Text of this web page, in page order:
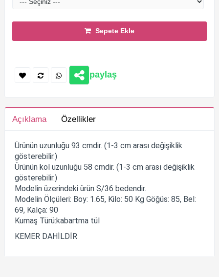
Sepete Ekle
paylaş
Açıklama Özellikler
Ürünün uzunluğu 93 cmdir. (1-3 cm arası değişiklik
gösterebilir.)
Ürünün kol uzunluğu 58 cmdir. (1-3 cm arası değişiklik
gösterebilir.)
Modelin üzerindeki ürün S/36 bedendir.
Modelin Ölçüleri: Boy: 1.65, Kilo: 50 Kg Göğüs: 85, Bel:
69, Kalça: 90
Kumaş Türü:kabartma tül
KEMER DAHİLDİR